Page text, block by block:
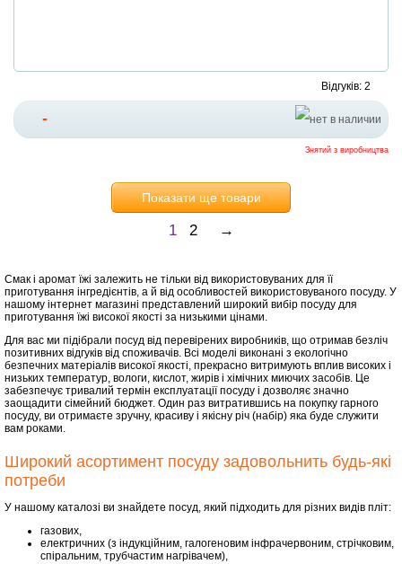
Відгуків: 2
-
Знятий з виробництва
Показати ще товари
1 2 →
Смак і аромат їжі залежить не тільки від використовуваних для її
приготування інгредієнтів, а й від особливостей використовуваного посуду. У
нашому інтернет магазині представлений широкий вибір посуду для
приготування їжі високої якості за низькими цінами.
Для вас ми підібрали посуд від перевірених виробників, що отримав безліч
позитивних відгуків від споживачів. Всі моделі виконані з екологічно
безпечних матеріалів високої якості, прекрасно витримують вплив високих і
низьких температур, вологи, кислот, жирів і хімічних миючих засобів. Це
забезпечує тривалий термін експлуатації посуду і дозволяє значно
заощадити сімейний бюджет. Один раз витратившись на покупку гарного
посуду, ви отримаєте зручну, красиву і якісну річ (набір) яка буде служити
вам роками.
Широкий асортимент посуду задовольнить будь-які
потреби
У нашому каталозі ви знайдете посуд, який підходить для різних видів пліт:
газових,
електричних (з індукційним, галогеновим інфрачервоним, стрічковим,
спіральним, трубчастим нагрівачем),